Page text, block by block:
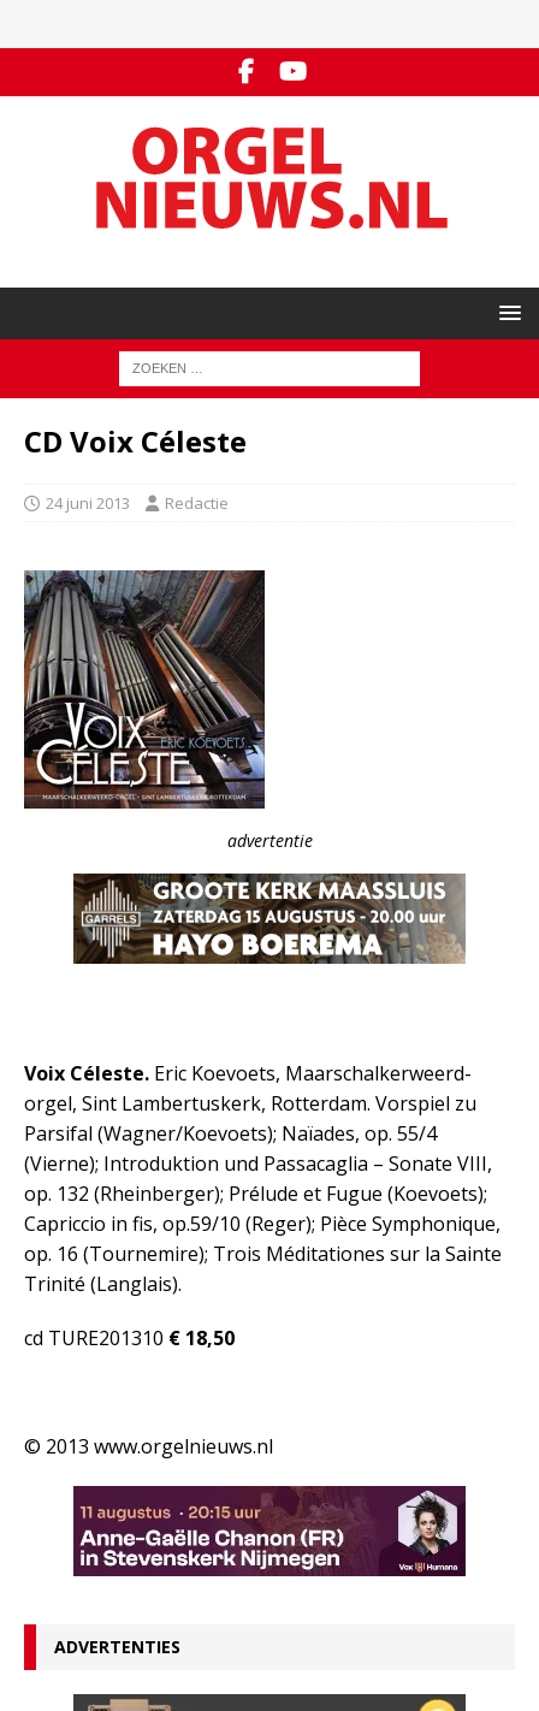
CD Voix Céleste
24 juni 2013 Redactie
advertentie
Voix Céleste. Eric Koevoets, Maarschalkerweerd-
orgel, Sint Lambertuskerk, Rotterdam. Vorspiel zu
Parsifal (Wagner/Koevoets); Naïades, op. 55/4
(Vierne); Introduktion und Passacaglia – Sonate VIII,
op. 132 (Rheinberger); Prélude et Fugue (Koevoets);
Capriccio in fis, op.59/10 (Reger); Pièce Symphonique,
op. 16 (Tournemire); Trois Méditationes sur la Sainte
Trinité (Langlais).
cd TURE201310 € 18,50
© 2013 www.orgelnieuws.nl
ADVERTENTIES